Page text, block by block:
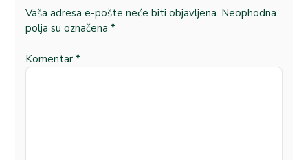
Vaša adresa e-pošte neće biti objavljena. Neophodna
polja su označena *
Komentar *